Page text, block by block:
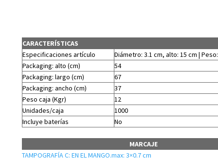
CARACTERÍSTICAS
Especificaciones artículo
Diámetro: 3.1 cm, alto: 15 cm |
Packaging: alto (cm)
54
Packaging: largo (cm)
67
Packaging: ancho (cm)
37
Peso caja (Kgr)
12
Unidades/caja
1000
Incluye baterías
No
MARCAJE
TAMPOGRAFÍA C: EN EL MANGO.max: 3×0.7 cm